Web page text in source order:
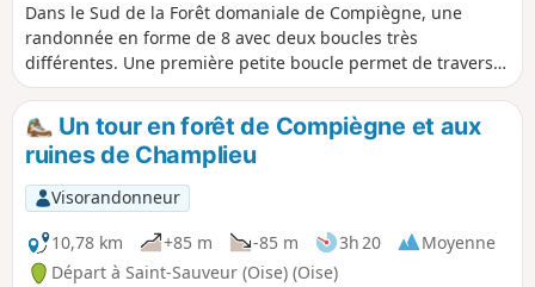
Dans le Sud de la Forêt domaniale de Compiègne, une
randonnée en forme de 8 avec deux boucles très
différentes. Une première petite boucle permet de traverser
le hameau de Champlieu avec les vestiges de sa chapelle
romane et de visiter un très beau site gallo-romain (théâtre,
thermes, temple). La seconde boucle, plus longue, est
essentiellement forestière.
Un tour en forêt de Compiègne et aux
ruines de Champlieu
Visorandonneur
10,78 km
+85 m -85 m 3h 20
Moyenne
Départ à Saint-Sauveur (Oise) (Oise)